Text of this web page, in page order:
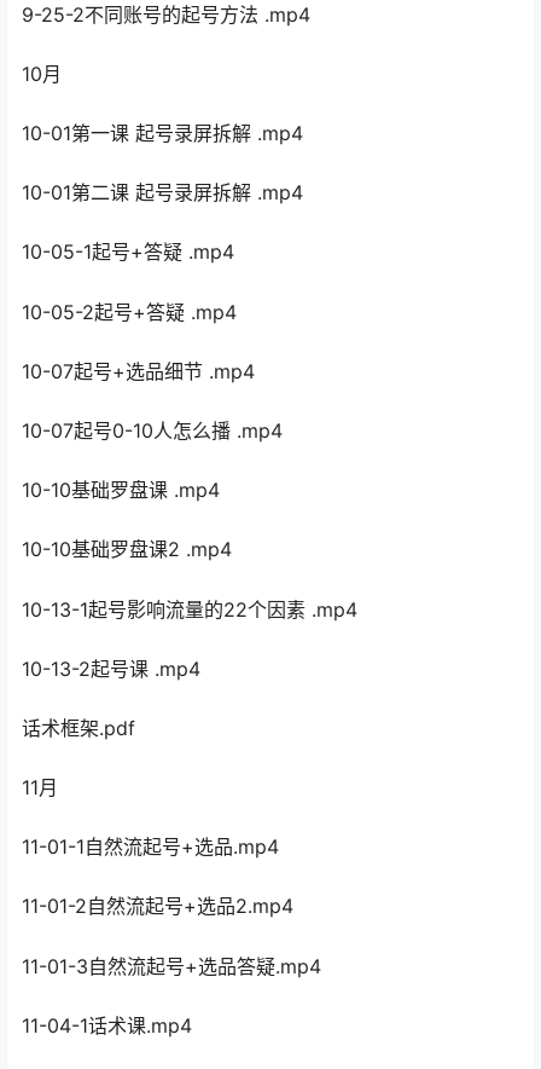
9-25-2不同账号的起号方法 .mp4
10月
10-01第一课 起号录屏拆解 .mp4
10-01第二课 起号录屏拆解 .mp4
10-05-1起号+答疑 .mp4
10-05-2起号+答疑 .mp4
10-07起号+选品细节 .mp4
10-07起号0-10人怎么播 .mp4
10-10基础罗盘课 .mp4
10-10基础罗盘课2 .mp4
10-13-1起号影响流量的22个因素 .mp4
10-13-2起号课 .mp4
话术框架.pdf
11月
11-01-1自然流起号+选品.mp4
11-01-2自然流起号+选品2.mp4
11-01-3自然流起号+选品答疑.mp4
11-04-1话术课.mp4